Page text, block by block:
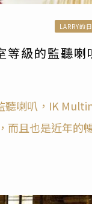
LARRY的
等級的監
聽喇叭，IK
而且也是近年的